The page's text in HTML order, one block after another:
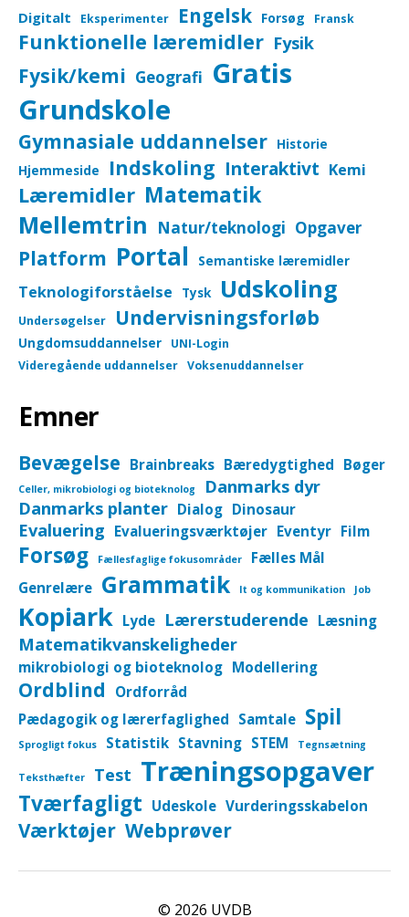
Digitalt Eksperimenter Engelsk Forsøg Fransk
Funktionelle læremidler Fysik
Fysik/kemi Geografi Gratis
Grundskole
Gymnasiale uddannelser Historie
Hjemmeside
Indskoling Interaktivt Kemi
Læremidler Matematik
Mellemtrin Natur/teknologi Opgaver
Platform Portal Semantiske læremidler
Teknologiforståelse Tysk Udskoling
Undersøgelser Undervisningsforløb
Ungdomsuddannelser
UNI-Login
Videregående uddannelser Voksenuddannelser
Emner
Bevægelse Brainbreaks Bæredygtighed Bøger
Celler, mikrobiologi og bioteknolog
Danmarks dyr
Danmarks planter Dialog Dinosaur
Evaluering Evalueringsværktøjer Eventyr Film
Forsøg Fællesfaglige fokusområder
Fælles Mål
Genrelære Grammatik It og kommunikation Job
Kopiark Lyde Lærerstuderende Læsning
Matematikvanskeligheder
mikrobiologi og bioteknolog Modellering
Ordblind
Ordforråd
Pædagogik og lærerfaglighed Samtale Spil
Sprogligt fokus Statistik Stavning STEM Tegnsætning
Teksthæfter Test Træningsopgaver
Tværfagligt Udeskole Vurderingsskabelon
Værktøjer Webprøver
© 2026 UVDB